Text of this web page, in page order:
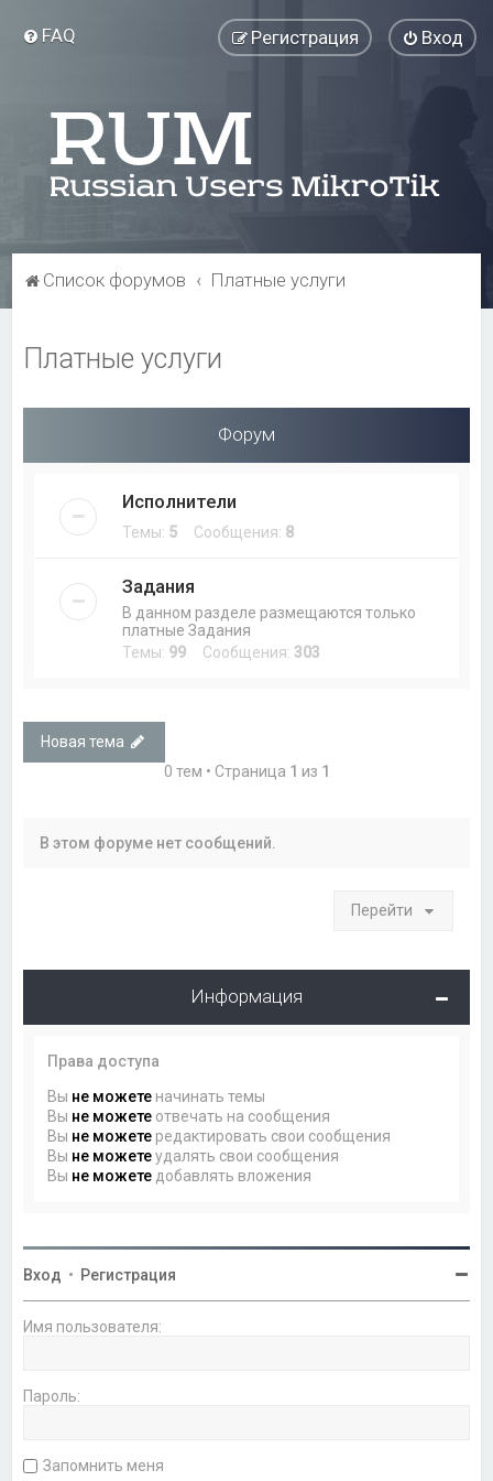
FAQ Вход
Регистрация
Список форумов Платные услуги
Платные услуги
Форум
Исполнители
Темы: 5 Сообщения: 8
Задания
В данном разделе размещаются только
платные Задания
Темы: 99 Сообщения: 303
Новая тема
0 тем • Страница 1 из 1
В этом форуме нет сообщений.
Перейти
Информация
Права доступа
Вы не можете начинать темы
Вы не можете отвечать на сообщения
Вы не можете редактировать свои сообщения
Вы не можетеудалять свои сообщения
Вы не можете добавлять вложения
Вход • Регистрация
Имя пользователя:
Пароль:
Запомнить меня